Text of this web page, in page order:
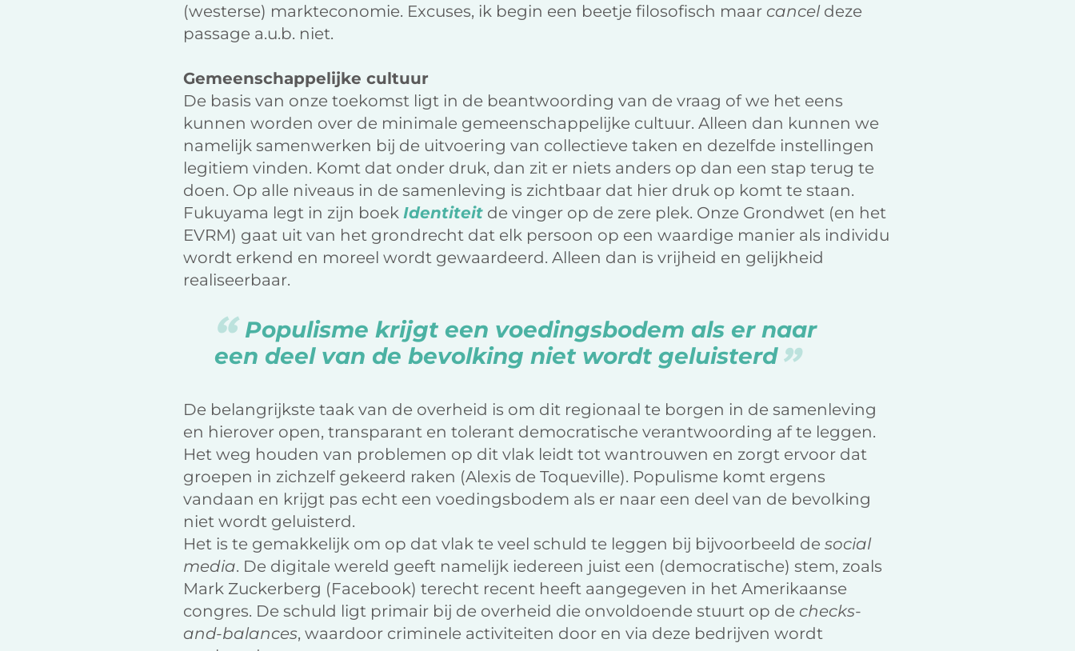
(westerse) markteconomie. Excuses, ik begin een beetje filosofisch maar canceldeze
passage a.u.b. niet.
Gemeenschappelijke cultuur
De basis van onze toekomst ligt in de beantwoording van de vraag of we het eens
kunnen worden over de minimale gemeenschappelijke cultuur. Alleen dan kunnen we
namelijk samenwerken bij de uitvoering van collectieve taken en dezelfde instellingen
legitiem vinden. Komt dat onder druk, dan zit er niets anders op dan een stap terug te
doen. Op alle niveaus in de samenleving is zichtbaar dat hier druk op komt te staan.
Fukuyama legt in zijn boekIdentiteit de vinger op de zere plek. Onze Grondwet (en het
EVRM) gaat uit van het grondrecht dat elk persoon op een waardige manier als individu
wordt erkend en moreel wordt gewaardeerd. Alleen dan is vrijheid en gelijkheid
realiseerbaar.
Populisme krijgt een voedingsbodem als er naar
een deel van de bevolking niet wordt geluisterd
De belangrijkste taak van de overheid is om dit regionaal te borgen in de samenleving
en hierover open, transparant en tolerant democratische verantwoording af te leggen.
Het weg houden van problemen op dit vlak leidt tot wantrouwen en zorgt ervoor dat
groepen in zichzelf gekeerd raken (Alexis de Toqueville). Populisme komt ergens
vandaan en krijgt pas echt een voedingsbodem als er naar een deel van de bevolking
niet wordt geluisterd.
Het is te gemakkelijk om op dat vlak te veel schuld te leggen bij bijvoorbeeld desocial
media. De digitale wereld geeft namelijk iedereen juist een (democratische) stem, zoals
Mark Zuckerberg (Facebook) terecht recent heeft aangegeven in het Amerikaanse
congres. De schuld ligt primair bij de overheid die onvoldoende stuurt op de checks-
and-balances, waardoor criminele activiteiten door en via deze bedrijven wordt